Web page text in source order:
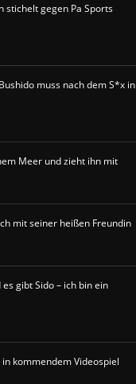
stichelt gegen Pa Sports
muss nach dem S*x in
Meer und zieht ihn mit
mit seiner heißen Freundin
gibt Sido – ich bin ein
kommendem Videospiel